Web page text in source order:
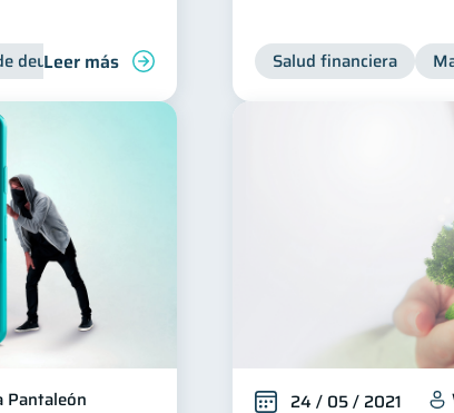
deudas Control de deudas
Leer más Salud financiera
Pantaleón 24 / 05 / 2021